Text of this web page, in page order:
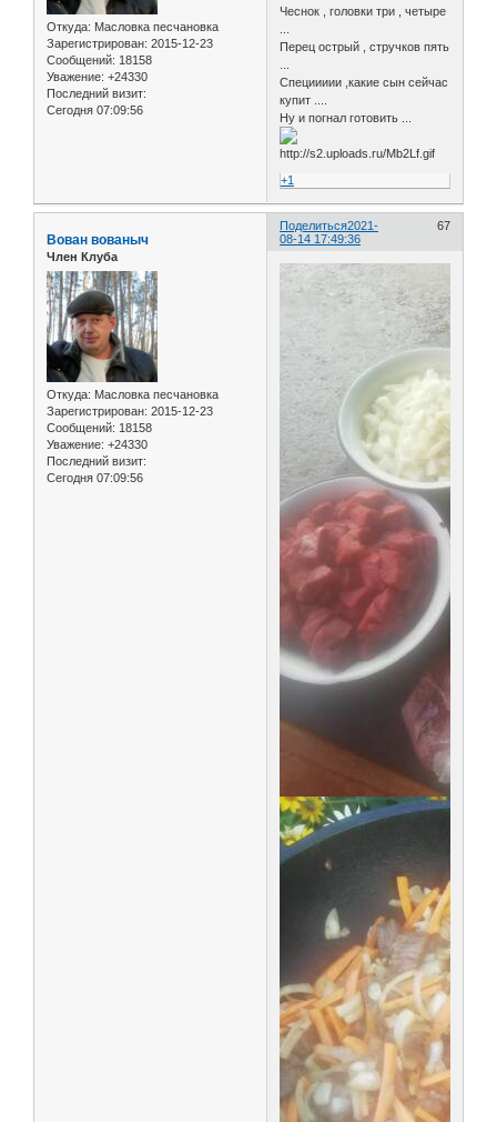
Откуда: Масловка песчановка
Зарегистрирован: 2015-12-23
Сообщений: 18158
Уважение: +24330
Последний визит:
Сегодня 07:09:56
Чеснок , головки три , четыре
Перец острый , стручков пять
Специииии ,какие сын сейчас
купит ....
Ну и погнал готовить ...
+1
Поделиться 67
2021-
08-14 17:49:36
Вован вованыч
Член Клуба
Откуда: Масловка песчановка
Зарегистрирован: 2015-12-23
Сообщений: 18158
Уважение: +24330
Последний визит:
Сегодня 07:09:56